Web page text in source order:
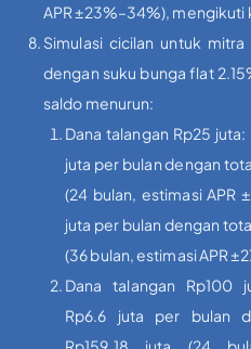
APR ±23%–34%), mengikuti
Simulasi cicilan untuk
dengan suku bunga flat
saldo menurun:
Dana talangan Rp25
juta per bulan dengan
(24 bulan, estimasi APR
juta per bulan dengan
(36 bulan, estimasi APR
Dana talangan Rp100
Rp6.6 juta per bulan